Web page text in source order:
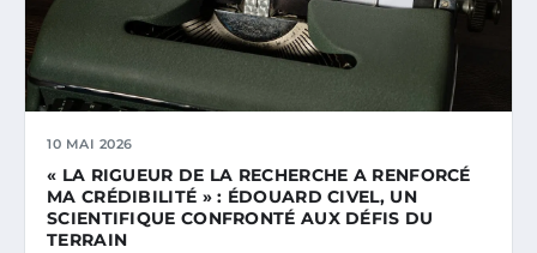
10 MAI 2026
« LA RIGUEUR DE LA RECHERCHE A RENFORCÉ
MA CRÉDIBILITÉ » : ÉDOUARD CIVEL, UN
SCIENTIFIQUE CONFRONTÉ AUX DÉFIS DU
TERRAIN